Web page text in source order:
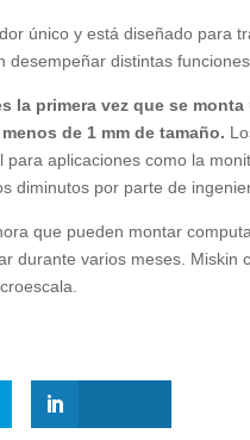
único y está diseñado para
desempeñar distintas
la primera vez que se
de 1 mm de tamaño.
aplicaciones como la
diminutos por parte de
que pueden montar
durante varios meses.